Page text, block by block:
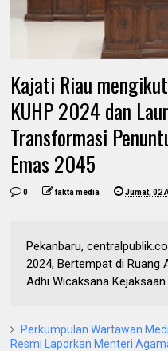
Kajati Riau
KUHP 2024 dan
Transformasi
Emas 2045
0 fakta media Jumat, 02
Pekanbaru,
2024, Bertempat di Ruang
Adhi Wicaksana Kejaksaan
Perkumpulan Wartawan
Resmi Laporkan Menteri